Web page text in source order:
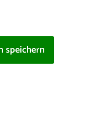
speichern